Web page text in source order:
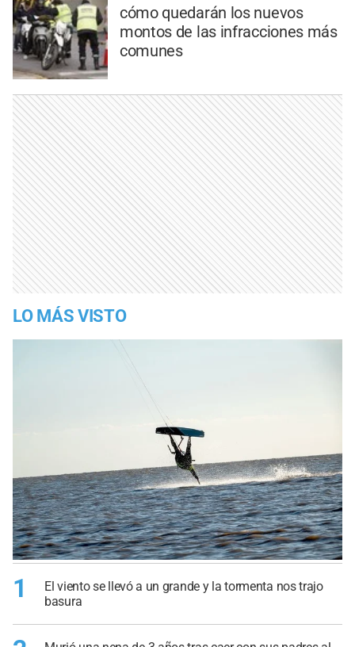
cómo quedarán los nuevos
montos de las infracciones más
comunes
LO MÁS VISTO
1
El viento se llevó a un grande y la tormenta nos trajo
basura